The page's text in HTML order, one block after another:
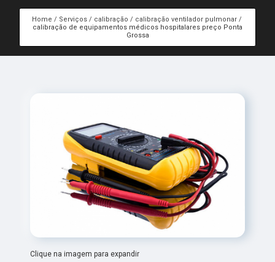
Home Serviços calibração
calibração ventilador pulmonar
calibração de equipamentos médicos hospitalares preço Ponta
Grossa
Clique na imagem para expandir